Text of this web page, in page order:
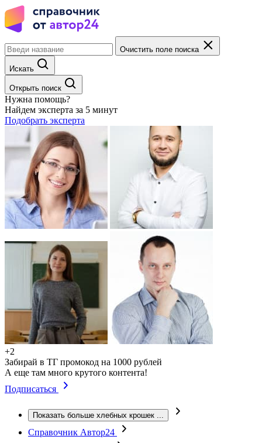
Очистить поле поиска
Искать
Открыть поиск
Нужна помощь?
Найдем эксперта за 5 минут
Подобрать эксперта
+2
Забирай в ТГ промокод на 1000 рублей
А еще там много крутого контента!
Подписаться
Показать больше хлебных крошек ...
Справочник Автор24